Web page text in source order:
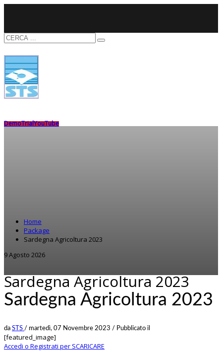
DemoTrialYouTube
Home
Package
Sardegna Agricoltura 2023
9 Agosto 2026
Sardegna Agricoltura 2023
Sardegna Agricoltura 2023
da STS / martedì, 07 Novembre 2023 / Pubblicato il
[featured_image]
Accedi o Registrati per SCARICARE